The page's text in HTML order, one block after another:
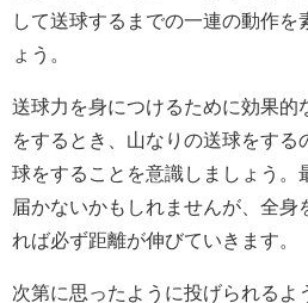
して送球するまでの一連の動作を
ょう。
送球力を身につけるために効果的
をするとき、山なりの送球をする
球をすることを意識しましょう。
届かないかもしれませんが、全身
れば必ず距離が伸びていきます。
次第に思ったように投げられるよ